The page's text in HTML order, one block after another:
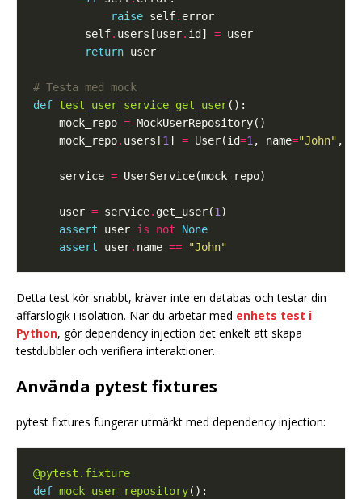
raise self.
        self
. users[user. id] =
return
# Testa med mock
def test_user_service_get_user
    mock_repo
=
    mock_repo
. users[1 ] = User(id=1 , name="John" ,
    service
=
    user
= service. get_user(1
assert user is not
None
assert user. name == "John"
Detta test kör snabbt, kräver inte en databas och testar din
affärslogik i isolation. När du arbetar med enhets test i
Python, gör dependency injection det enkelt att skapa
testdubbler och verifiera interaktioner.
Använda pytest fixtures
pytest fixtures fungerar utmärkt med dependency injection:
@pytest.fixture
def mock_user_repository